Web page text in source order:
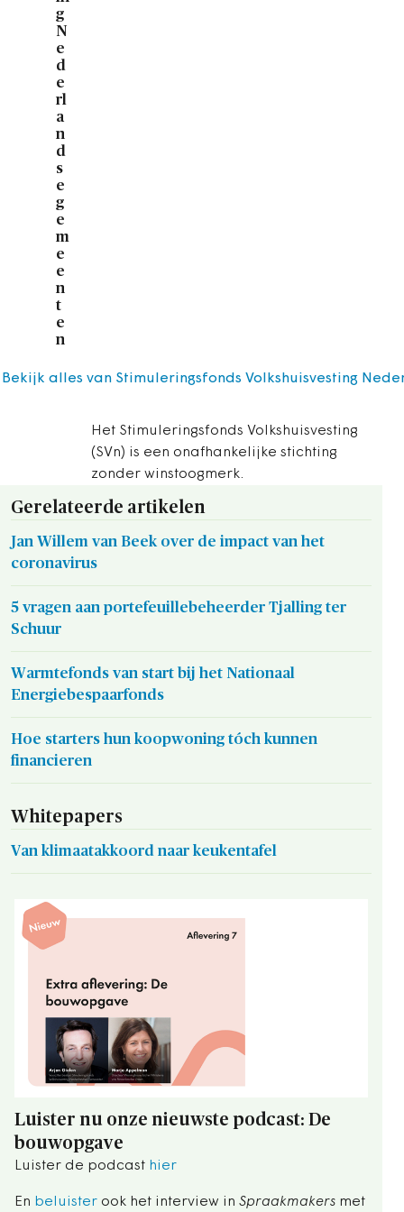
g
N
e
d
e
rl
a
n
d
s
e
g
e
m
e
e
n
t
e
n
Het Stimuleringsfonds Volkshuisvesting
(SVn) is een onafhankelijke stichting
zonder winstoogmerk.
Bekijk alles van Stimuleringsfonds Volkshuisvesting
Gerelateerde artikelen
Jan Willem van Beek over de impact van het
coronavirus
5 vragen aan portefeuillebeheerder Tjalling ter
Schuur
Warmtefonds van start bij het Nationaal
Energiebespaarfonds
Hoe starters hun koopwoning tóch kunnen
financieren
Whitepapers
Van klimaatakkoord naar keukentafel
Luister nu onze nieuwste podcast: De
bouwopgave
Luister de podcast hier
En beluister ook het interview in Spraakmakers met